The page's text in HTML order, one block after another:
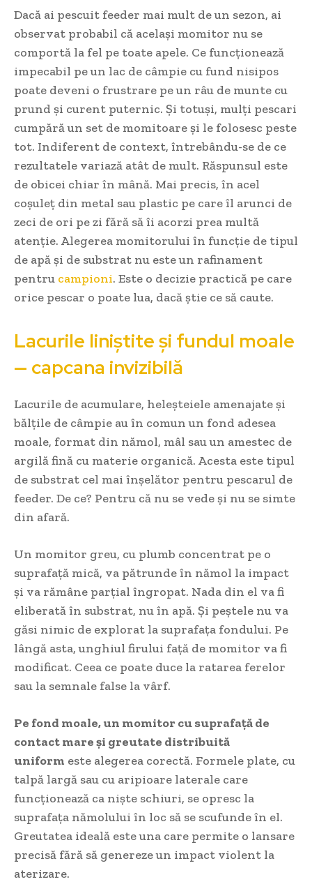
Dacă ai pescuit feeder mai mult de un sezon, ai
observat probabil că același momitor nu se
comportă la fel pe toate apele. Ce funcționează
impecabil pe un lac de câmpie cu fund nisipos
poate deveni o frustrare pe un râu de munte cu
prund și curent puternic. Și totuși, mulți pescari
cumpără un set de momitoare și le folosesc peste
tot. Indiferent de context, întrebându-se de ce
rezultatele variază atât de mult. Răspunsul este
de obicei chiar în mână. Mai precis, în acel
coșuleț din metal sau plastic pe care îl arunci de
zeci de ori pe zi fără să îi acorzi prea multă
atenție. Alegerea momitorului în funcție de tipul
de apă și de substrat nu este un rafinament
pentru campioni. Este o decizie practică pe care
orice pescar o poate lua, dacă știe ce să caute.
Lacurile liniștite și fundul moale
— capcana invizibilă
Lacurile de acumulare, heleșteiele amenajate și
bălțile de câmpie au în comun un fond adesea
moale, format din nămol, mâl sau un amestec de
argilă fină cu materie organică. Acesta este tipul
de substrat cel mai înșelător pentru pescarul de
feeder. De ce? Pentru că nu se vede și nu se simte
din afară.
Un momitor greu, cu plumb concentrat pe o
suprafață mică, va pătrunde în nămol la impact
și va rămâne parțial îngropat. Nada din el va fi
eliberată în substrat, nu în apă. Și peștele nu va
găsi nimic de explorat la suprafața fondului. Pe
lângă asta, unghiul firului față de momitor va fi
modificat. Ceea ce poate duce la ratarea ferelor
sau la semnale false la vârf.
Pe fond moale, un momitor cu suprafață de
contact mare și greutate distribuită
uniform este alegerea corectă. Formele plate, cu
talpă largă sau cu aripioare laterale care
funcționează ca niște schiuri, se opresc la
suprafața nămolului în loc să se scufunde în el.
Greutatea ideală este una care permite o lansare
precisă fără să genereze un impact violent la
aterizare.